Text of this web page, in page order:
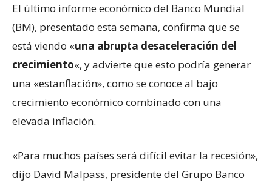
El último informe económico del Banco Mundial
(BM), presentado esta semana, confirma que se
está viendo «una abrupta desaceleración del
crecimiento«, y advierte que esto podría generar
una «estanflación», como se conoce al bajo
crecimiento económico combinado con una
elevada inflación.
«Para muchos países será difícil evitar la recesión»,
dijo David Malpass, presidente del Grupo Banco